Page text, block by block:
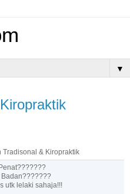
▼
Tradisonal & Kiropraktik
Badan???????
utk lelaki sahaja!!!